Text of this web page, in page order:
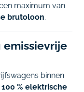
maximum van
brutoloon.
emissievrije
binnen
100 % elektrische